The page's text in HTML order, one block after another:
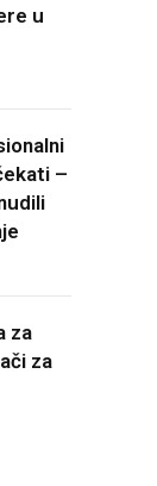
u
–
za
za